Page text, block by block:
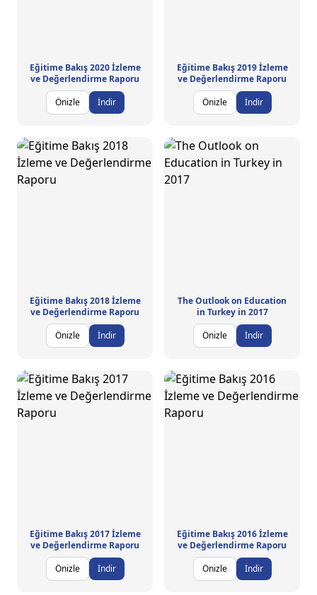
Eğitime Bakış 2020 İzleme
ve Değerlendirme Raporu
Önizle
İndir
Eğitime Bakış 2019 İzleme
ve Değerlendirme Raporu
Önizle
İndir
Eğitime Bakış 2018 İzleme
ve Değerlendirme Raporu
Önizle
İndir
The Outlook on Education
in Turkey in 2017
Önizle
İndir
Eğitime Bakış 2017 İzleme
ve Değerlendirme Raporu
Önizle
İndir
Eğitime Bakış 2016 İzleme
ve Değerlendirme Raporu
Önizle
İndir